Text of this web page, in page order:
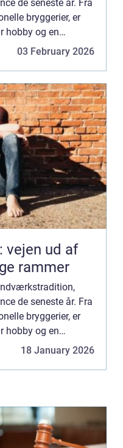
de seneste år. Fra
bryggerier, er
hobby og en
03 February 2026
vejen ud af
rammer
de seneste år. Fra
bryggerier, er
hobby og en
18 January 2026